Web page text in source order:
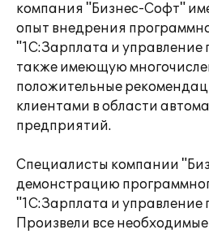
компания "Бизнес-Софт"
опыт внедрения
"1С:Зарплата и управление
также имеющую
положительные
клиентами в области
предприятий.
Специалисты компании
демонстрацию
"1С:Зарплата и управление
Произвели все